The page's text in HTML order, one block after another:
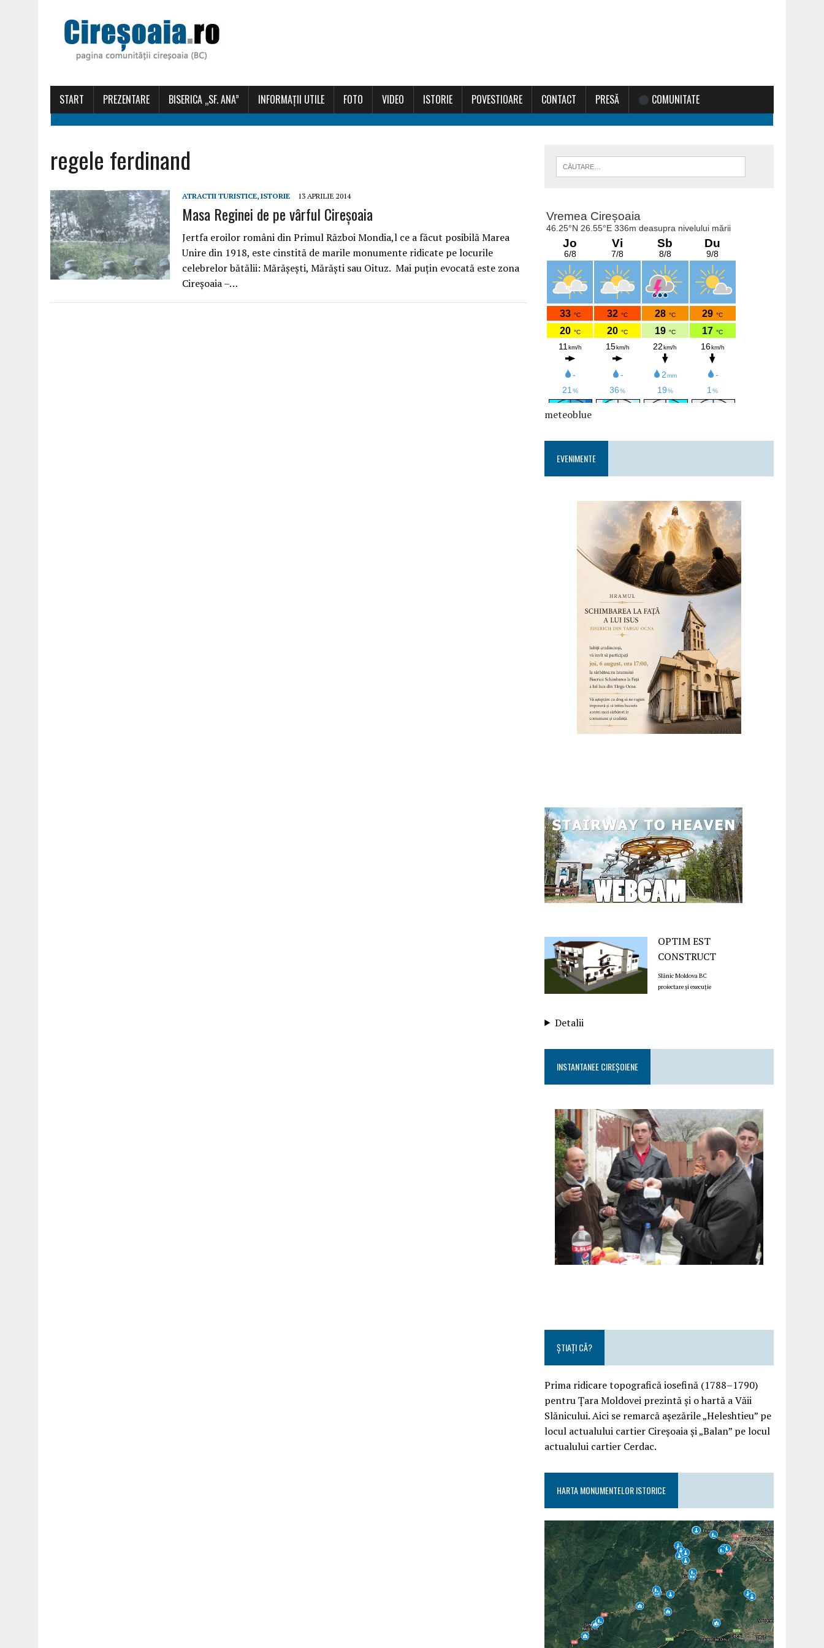
START PREZENTARE BISERICA „SF. ANA” INFORMAȚII UTILE FOTO VIDEO ISTORIE POVESTIOARE CONTACT PRESĂ COMUNITATE
regele ferdinand
ATRACTII TURISTICE, ISTORIE 13 APRILIE 2014
Masa Reginei de pe vârful Cireșoaia
Jertfa eroilor români din Primul Război Mondia,l ce a făcut posibilă Marea
Unire din 1918, este cinstită de marile monumente ridicate pe locurile
celebrelor bătălii: Mărăşeşti, Mărăşti sau Oituz. Mai puțin evocată este zona
Cireșoaia –…
meteoblue
EVENIMENTE
OPTIM EST
CONSTRUCT
Slănic Moldova BC
proiectare și execuție
Detalii
INSTANTANEE CIREȘOIENE
ȘTIAȚI CĂ?
Prima ridicare topografică iosefină (1788–1790)
pentru Țara Moldovei prezintă și o hartă a Văii
Slănicului. Aici se remarcă așezările „Heleshtieu” pe
locul actualului cartier Cireșoaia și „Balan” pe locul
actualului cartier Cerdac.
HARTA MONUMENTELOR ISTORICE